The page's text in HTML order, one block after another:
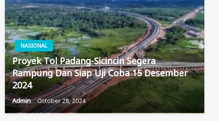
NASIONAL
Proyek Tol Padang-Sicincin Segera
Rampung Dan Siap Uji Coba 15 Desember
2024
Admin October 28, 2024